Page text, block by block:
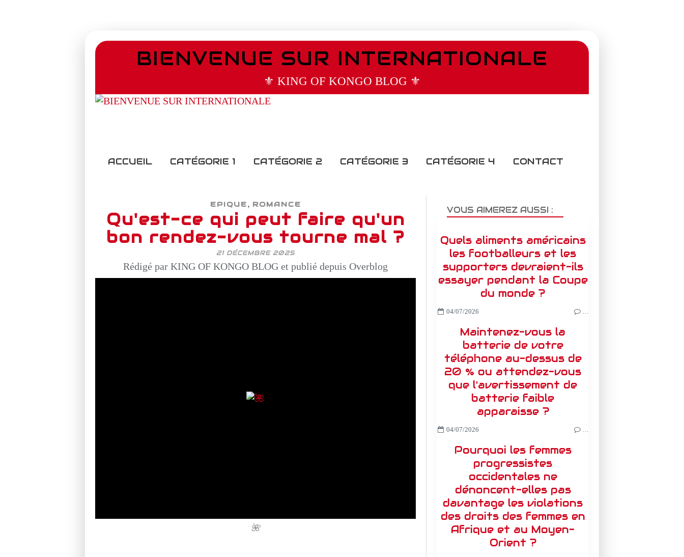
BIENVENUE SUR INTERNATIONALE
⚜️ KING OF KONGO BLOG ⚜️
ACCUEIL CATÉGORIE 1 CATÉGORIE 2 CATÉGORIE 3 CATÉGORIE 4 CONTACT
EPIQUE, ROMANCE
Qu'est-ce qui peut faire qu'un
bon rendez-vous tourne mal ?
21 DÉCEMBRE 2025
Rédigé par KING OF KONGO BLOG et publié depuis Overblog
🌺
VOUS AIMEREZ AUSSI :
Quels aliments américains
les footballeurs et les
supporters devraient-ils
essayer pendant la Coupe
du monde ?
04/07/2026 …
Maintenez-vous la
batterie de votre
téléphone au-dessus de
20 % ou attendez-vous
que l'avertissement de
batterie faible
apparaisse ?
04/07/2026 …
Pourquoi les femmes
progressistes
occidentales ne
dénoncent-elles pas
davantage les violations
des droits des femmes en
Afrique et au Moyen-
Orient ?